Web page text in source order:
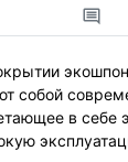
собой
в себе